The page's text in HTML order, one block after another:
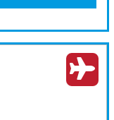
pihenéssel